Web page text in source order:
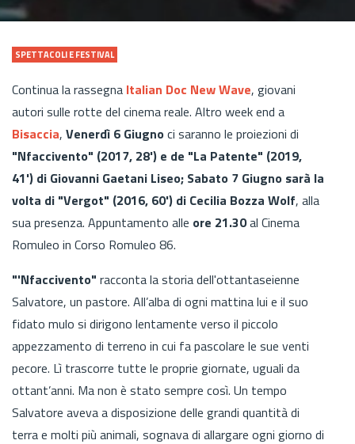
SPETTACOLI E FESTIVAL
Continua la rassegna Italian Doc New Wave, giovani
autori sulle rotte del cinema reale. Altro week end a
Bisaccia, Venerdì 6 Giugnoci saranno le proiezioni di
"Nfaccivento" (2017, 28') e de "La Patente" (2019,
41') di Giovanni Gaetani Liseo; Sabato 7 Giugno sarà la
volta di "Vergot" (2016, 60') di Cecilia Bozza Wolf, alla
sua presenza. Appuntamento alle ore 21.30al Cinema
Romuleo in Corso Romuleo 86.
"'Nfaccivento" racconta la storia dell'ottantaseienne
Salvatore, un pastore. All’alba di ogni mattina lui e il suo
fidato mulo si dirigono lentamente verso il piccolo
appezzamento di terreno in cui fa pascolare le sue venti
pecore. Lì trascorre tutte le proprie giornate, uguali da
ottant’anni. Ma non è stato sempre così. Un tempo
Salvatore aveva a disposizione delle grandi quantità di
terra e molti più animali, sognava di allargare ogni giorno di